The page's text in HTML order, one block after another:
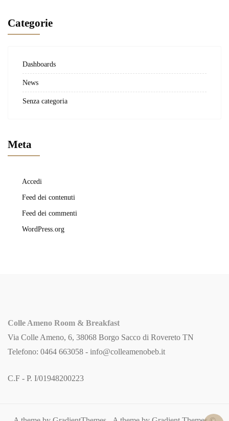
Categorie
Dashboards
News
Senza categoria
Meta
Accedi
Feed dei contenuti
Feed dei commenti
WordPress.org
Colle Ameno Room & Breakfast
Via Colle Ameno, 6, 38068 Borgo Sacco di Rovereto TN
Telefono: 0464 663058 - info@colleamenobeb.it
C.F - P. I/01948200223